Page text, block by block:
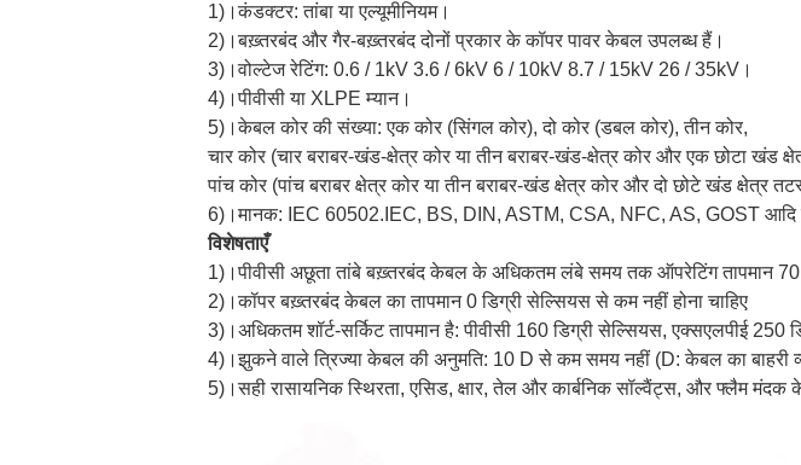
1)।कंडक्टर: तांबा या एल्यूमीनियम।
2)।बख़्तरबंद और गैर-बख़्तरबंद दोनों प्रकार के कॉपर पावर केबल उपलब्ध हैं।
3)।वोल्टेज रेटिंग: 0.6 / 1kV 3.6 / 6kV 6 / 10kV 8.7 / 15kV 26 / 35kV।
4)।पीवीसी या XLPE म्यान।
5)।केबल कोर की संख्या: एक कोर (सिंगल कोर), दो कोर (डबल कोर), तीन कोर,
चार कोर (चार बराबर-खंड-क्षेत्र कोर या तीन बराबर-खंड-क्षेत्र कोर और एक छोटा खंड
पांच कोर (पांच बराबर क्षेत्र कोर या तीन बराबर-खंड क्षेत्र कोर और दो छोटे खंड क्षेत्र
6)।मानक: IEC 60502.IEC, BS, DIN, ASTM, CSA, NFC, AS, GOST आदि
विशेषताएँ
1)।पीवीसी अछूता तांबे बख़्तरबंद केबल के अधिकतम लंबे समय तक ऑपरेटिंग तापमान
2)।कॉपर बख़्तरबंद केबल का तापमान 0 डिग्री सेल्सियस से कम नहीं होना चाहिए
3)।अधिकतम शॉर्ट-सर्किट तापमान है: पीवीसी 160 डिग्री सेल्सियस, एक्सएलपीई
4)।झुकने वाले त्रिज्या केबल की अनुमति: 10 D से कम समय नहीं (D: केबल का बाहरी
5)।सही रासायनिक स्थिरता, एसिड, क्षार, तेल और कार्बनिक सॉल्वैंट्स, और फ्लैम मंदक